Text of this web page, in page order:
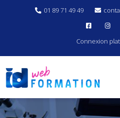
01 89 71 49 49
Connexion